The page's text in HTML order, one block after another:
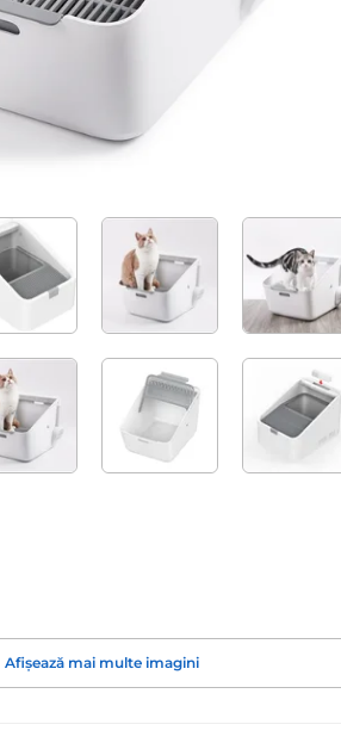
Afișează mai multe imagini